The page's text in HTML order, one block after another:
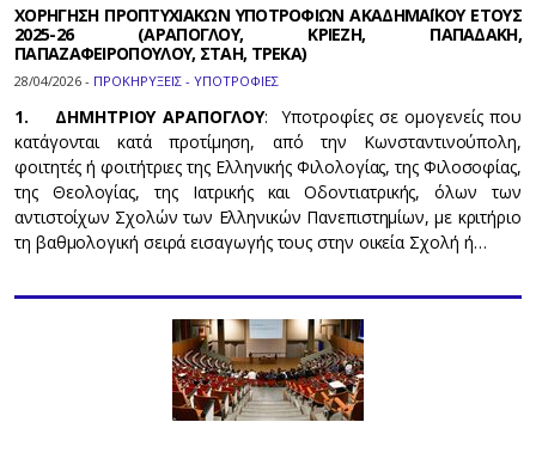
ΧΟΡΗΓΗΣΗ ΠΡΟΠΤΥΧΙΑΚΩΝ ΥΠΟΤΡΟΦΙΩΝ ΑΚΑΔΗΜΑΪΚΟΥ ΕΤΟΥΣ
2025-26 (ΑΡΑΠΟΓΛΟΥ, ΚΡΙΕΖΗ, ΠΑΠΑΔΑΚΗ,
ΠΑΠΑΖΑΦΕΙΡΟΠΟΥΛΟΥ, ΣΤΑΗ, ΤΡΕΚΑ)
28/04/2026 - ΠΡΟΚΗΡΥΞΕΙΣ - ΥΠΟΤΡΟΦΙΕΣ
1. ΔΗΜΗΤΡΙΟΥ ΑΡΑΠΟΓΛΟΥ: Υποτροφίες σε ομογενείς που
κατάγονται κατά προτίμηση, από την Κωνσταντινούπολη,
φοιτητές ή φοιτήτριες της Ελληνικής Φιλολογίας, της Φιλοσοφίας,
της Θεολογίας, της Ιατρικής και Οδοντιατρικής, όλων των
αντιστοίχων Σχολών των Ελληνικών Πανεπιστημίων, με κριτήριο
τη βαθμολογική σειρά εισαγωγής τους στην οικεία Σχολή ή…